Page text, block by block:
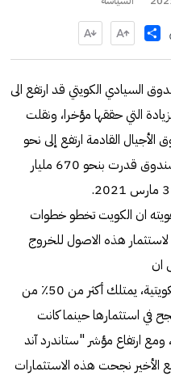
Share
السيادي الكويتي قد ارتفع الى
التي حققها مؤخرا، ونقلت
القادمة ارتفع إلى نحو
700 مليار دولار، لافتا الى أن أصول الصندوق قدرت بنحو 670 مليار
ان الكويت تخطو خطوات
هذه الاصول للخروج
ان
الصندوق الذي تديره هيئة الاستثمار الكويتية، يمتلك أكثر من 50٪ من
في استثمارها حينما كانت
ارتفاع مؤشر "ستاندرد آند
بأكثر من 8٪ في الربع الأخير نجحت هذه الاستثمارات